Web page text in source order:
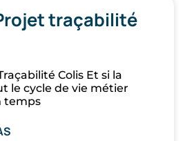
traçabilité
Colis Et si la
le cycle de vie métier
temps